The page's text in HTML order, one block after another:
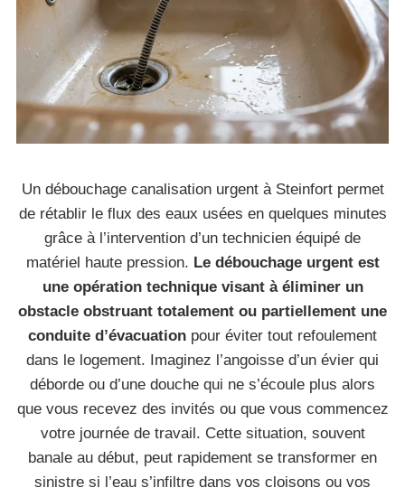
Un débouchage canalisation urgent à Steinfort permet
de rétablir le flux des eaux usées en quelques minutes
grâce à l’intervention d’un technicien équipé de
matériel haute pression. Le débouchage urgent est
une opération technique visant à éliminer un
obstacle obstruant totalement ou partiellement une
conduite d’évacuation pour éviter tout refoulement
dans le logement. Imaginez l’angoisse d’un évier qui
déborde ou d’une douche qui ne s’écoule plus alors
que vous recevez des invités ou que vous commencez
votre journée de travail. Cette situation, souvent
banale au début, peut rapidement se transformer en
sinistre si l’eau s’infiltre dans vos cloisons ou vos